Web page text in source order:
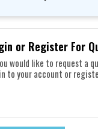
or Register For
would like to request a
to your account or